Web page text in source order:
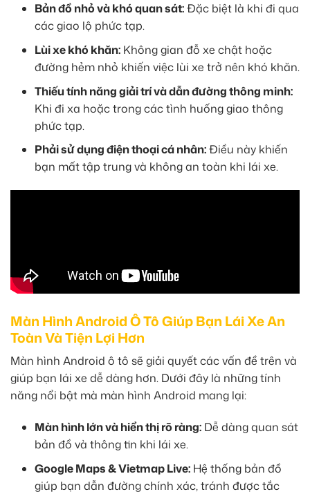
Bản đồ nhỏ và khó quan sát:Đặc biệt là khi đi qua
các giao lộ phức tạp.
Lùi xe khó khăn: Không gian đỗ xe chật hoặc
đường hẻm nhỏ khiến việc lùi xe trở nên khó khăn.
Thiếu tính năng giải trí và dẫn đường thông minh:
Khi đi xa hoặc trong các tình huống giao thông
phức tạp.
Phải sử dụng điện thoại cá nhân:Điều này khiến
bạn mất tập trung và không an toàn khi lái xe.
Màn Hình Android Ô Tô Giúp Bạn Lái Xe An
Toàn Và Tiện Lợi Hơn
Màn hình Android ô tô sẽ giải quyết các vấn đề trên và
giúp bạn lái xe dễ dàng hơn. Dưới đây là những tính
năng nổi bật mà màn hình Android mang lại:
Màn hình lớn và hiển thị rõ ràng: Dễ dàng quan sát
bản đồ và thông tin khi lái xe.
Google Maps & Vietmap Live: Hệ thống bản đồ
giúp bạn dẫn đường chính xác, tránh được tắc